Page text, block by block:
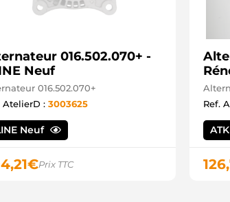
016.502.070+ -
Neuf
016.502.070+
AtelierD : 3003625
Neuf
€Prix TTC
Ref.